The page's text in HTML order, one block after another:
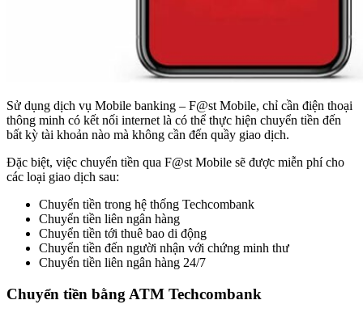
Sử dụng dịch vụ Mobile banking – F@st Mobile, chỉ cần điện thoại
thông minh có kết nối internet là có thể thực hiện chuyển tiền đến
bất kỳ tài khoản nào mà không cần đến quầy giao dịch.
Đặc biệt, việc chuyển tiền qua F@st Mobile sẽ được miễn phí cho
các loại giao dịch sau:
Chuyển tiền trong hệ thống Techcombank
Chuyển tiền liên ngân hàng
Chuyển tiền tới thuê bao di động
Chuyển tiền đến người nhận với chứng minh thư
Chuyển tiền liên ngân hàng 24/7
Chuyển tiền bằng ATM Techcombank